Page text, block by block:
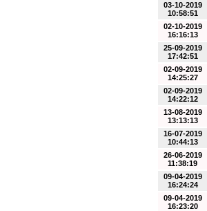
03-10-2019
10:58:51
02-10-2019
16:16:13
25-09-2019
17:42:51
02-09-2019
14:25:27
02-09-2019
14:22:12
13-08-2019
13:13:13
16-07-2019
10:44:13
26-06-2019
11:38:19
09-04-2019
16:24:24
09-04-2019
16:23:20